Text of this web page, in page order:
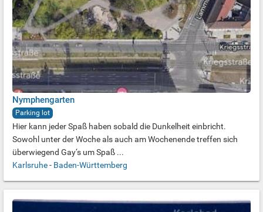
Nymphengarten
Parking lot
Hier kann jeder Spaß haben sobald die Dunkelheit einbricht.
Sowohl unter der Woche als auch am Wochenende treffen sich
überwiegend Gay‘s um Spaß ...
Karlsruhe- Baden-Württemberg